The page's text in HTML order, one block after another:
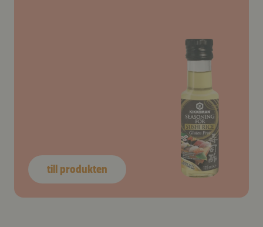
till produkten